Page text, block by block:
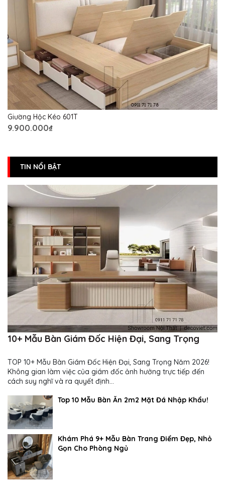
Giường Hộc Kéo 601T
9.900.000₫
TIN NỔI BẬT
10+ Mẫu Bàn Giám Đốc Hiện Đại, Sang Trọng
TOP 10+ Mẫu Bàn Giám Đốc Hiện Đại, Sang Trọng Năm 2026!
Không gian làm việc của giám đốc ảnh hưởng trực tiếp đến
cách suy nghĩ và ra quyết định...
Top 10 Mẫu Bàn Ăn 2m2 Mặt Đá Nhập Khẩu!
Khám Phá 9+ Mẫu Bàn Trang Điểm Đẹp, Nhỏ
Gọn Cho Phòng Ngủ